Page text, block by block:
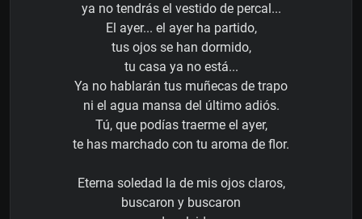
ya no tendrás el vestido de percal...
El ayer... el ayer ha partido,
tus ojos se han dormido,
tu casa ya no está...
Ya no hablarán tus muñecas de trapo
ni el agua mansa del último adiós.
Tú, que podías traerme el ayer,
te has marchado con tu aroma de flor.
Eterna soledad la de mis ojos claros,
buscaron y buscaron